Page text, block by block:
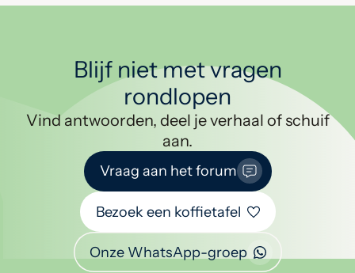
Blijf niet met vragen
rondlopen
Vind antwoorden, deel je verhaal of schuif
aan.
Vraag aan het forum
Bezoek een koffietafel
Onze WhatsApp-groep